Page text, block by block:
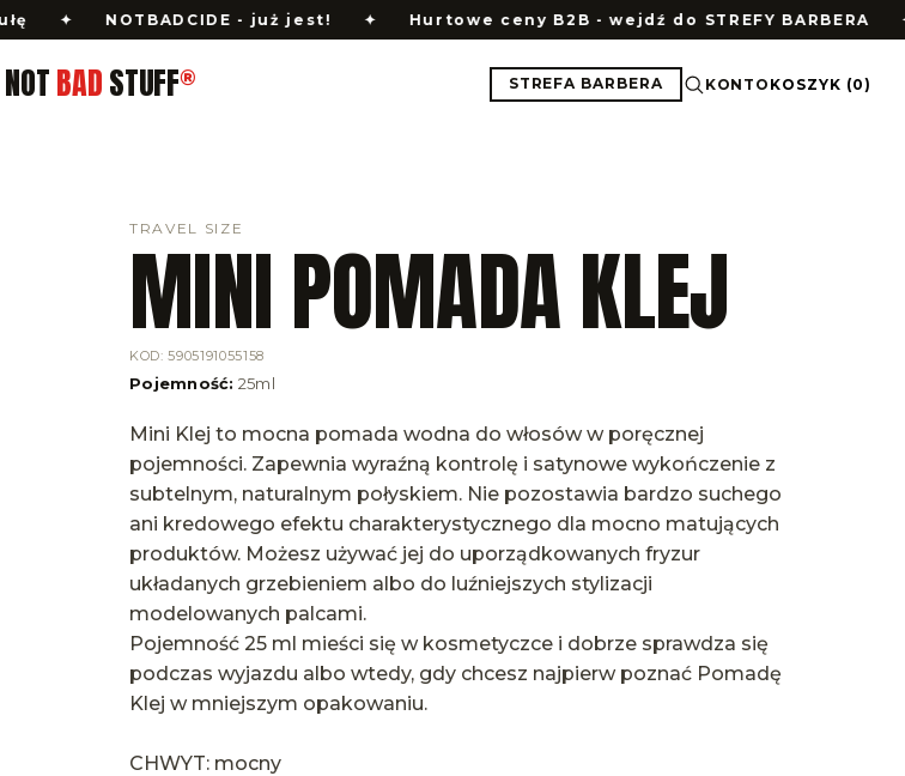
NOTBADCIDE - już jest! ✦ Hurtowe ceny B2B - wejdź do STREFY BARBERA ✦
NOTBADSTUFF® STREFA BARBERA KONTO KOSZYK (0)
TRAVEL SIZE
MINI POMADA KLEJ
KOD:5905191055158
Pojemność: 25ml
Mini Klej to mocna pomada wodna do włosów w poręcznej
pojemności. Zapewnia wyraźną kontrolę i satynowe wykończenie z
subtelnym, naturalnym połyskiem. Nie pozostawia bardzo suchego
ani kredowego efektu charakterystycznego dla mocno matujących
produktów. Możesz używać jej do uporządkowanych fryzur
układanych grzebieniem albo do luźniejszych stylizacji
modelowanych palcami.
Pojemność 25 ml mieści się w kosmetyczce i dobrze sprawdza się
podczas wyjazdu albo wtedy, gdy chcesz najpierw poznać Pomadę
Klej w mniejszym opakowaniu.
CHWYT: mocny